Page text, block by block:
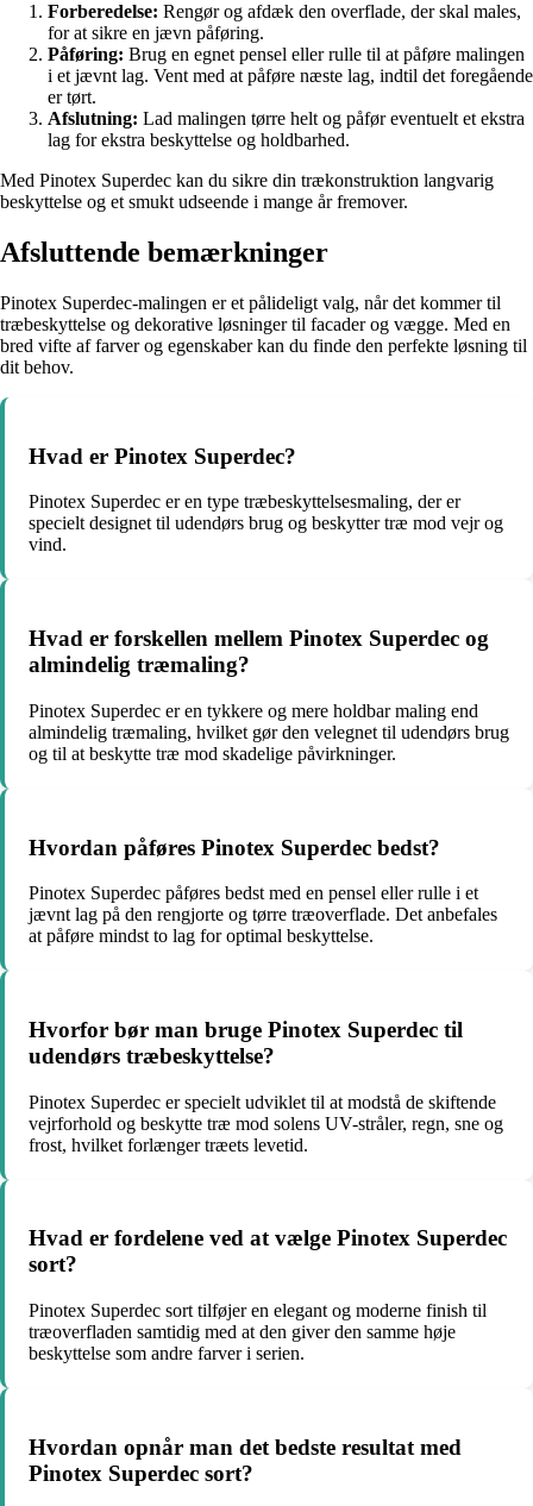
Forberedelse: Rengør og afdæk den overflade, der skal males,
for at sikre en jævn påføring.
Påføring: Brug en egnet pensel eller rulle til at påføre malingen
i et jævnt lag. Vent med at påføre næste lag, indtil det foregående
er tørt.
Afslutning: Lad malingen tørre helt og påfør eventuelt et ekstra
lag for ekstra beskyttelse og holdbarhed.
Med Pinotex Superdec kan du sikre din trækonstruktion langvarig
beskyttelse og et smukt udseende i mange år fremover.
Afsluttende bemærkninger
Pinotex Superdec-malingen er et pålideligt valg, når det kommer til
træbeskyttelse og dekorative løsninger til facader og vægge. Med en
bred vifte af farver og egenskaber kan du finde den perfekte løsning til
dit behov.
Hvad er Pinotex Superdec?
Pinotex Superdec er en type træbeskyttelsesmaling, der er
specielt designet til udendørs brug og beskytter træ mod vejr og
vind.
Hvad er forskellen mellem Pinotex Superdec og
almindelig træmaling?
Pinotex Superdec er en tykkere og mere holdbar maling end
almindelig træmaling, hvilket gør den velegnet til udendørs brug
og til at beskytte træ mod skadelige påvirkninger.
Hvordan påføres Pinotex Superdec bedst?
Pinotex Superdec påføres bedst med en pensel eller rulle i et
jævnt lag på den rengjorte og tørre træoverflade. Det anbefales
at påføre mindst to lag for optimal beskyttelse.
Hvorfor bør man bruge Pinotex Superdec til
udendørs træbeskyttelse?
Pinotex Superdec er specielt udviklet til at modstå de skiftende
vejrforhold og beskytte træ mod solens UV-stråler, regn, sne og
frost, hvilket forlænger træets levetid.
Hvad er fordelene ved at vælge Pinotex Superdec
sort?
Pinotex Superdec sort tilføjer en elegant og moderne finish til
træoverfladen samtidig med at den giver den samme høje
beskyttelse som andre farver i serien.
Hvordan opnår man det bedste resultat med
Pinotex Superdec sort?